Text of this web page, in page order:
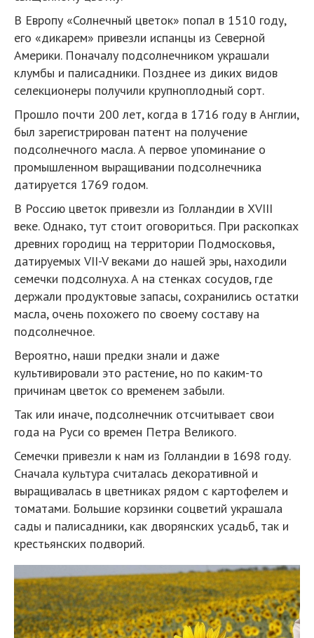
В Европу «Солнечный цветок» попал в 1510 году,
его «дикарем» привезли испанцы из Северной
Америки. Поначалу подсолнечником украшали
клумбы и палисадники. Позднее из диких видов
селекционеры получили крупноплодный сорт.
Прошло почти 200 лет, когда в 1716 году в Англии,
был зарегистрирован патент на получение
подсолнечного масла. А первое упоминание о
промышленном выращивании подсолнечника
датируется 1769 годом.
В Россию цветок привезли из Голландии в XVIII
веке. Однако, тут стоит оговориться. При раскопках
древних городищ на территории Подмосковья,
датируемых VII-V веками до нашей эры, находили
семечки подсолнуха. А на стенках сосудов, где
держали продуктовые запасы, сохранились остатки
масла, очень похожего по своему составу на
подсолнечное.
Вероятно, наши предки знали и даже
культивировали это растение, но по каким-то
причинам цветок со временем забыли.
Так или иначе, подсолнечник отсчитывает свои
года на Руси со времен Петра Великого.
Семечки привезли к нам из Голландии в 1698 году.
Сначала культура считалась декоративной и
выращивалась в цветниках рядом с картофелем и
томатами. Большие корзинки соцветий украшала
сады и палисадники, как дворянских усадьб, так и
крестьянских подворий.